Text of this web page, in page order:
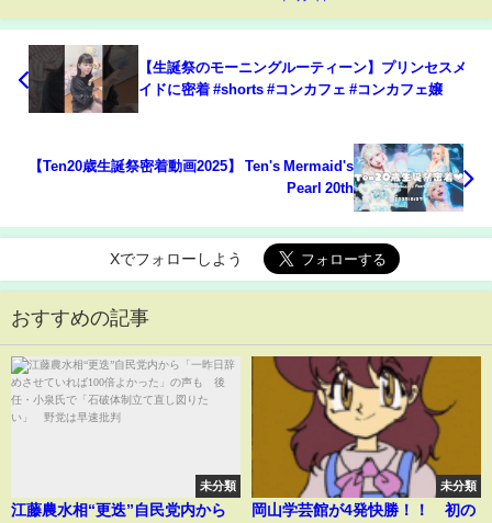
【生誕祭のモーニングルーティーン】プリンセスメ
イドに密着 #shorts #コンカフェ #コンカフェ嬢
【Ten20歳生誕祭密着動画2025】 Ten's Mermaid's
Pearl 20th
Xでフォローしよう
おすすめの記事
未分類
江藤農水相“更迭”自民党内から
未分類
岡山学芸館が4発快勝！！ 初の